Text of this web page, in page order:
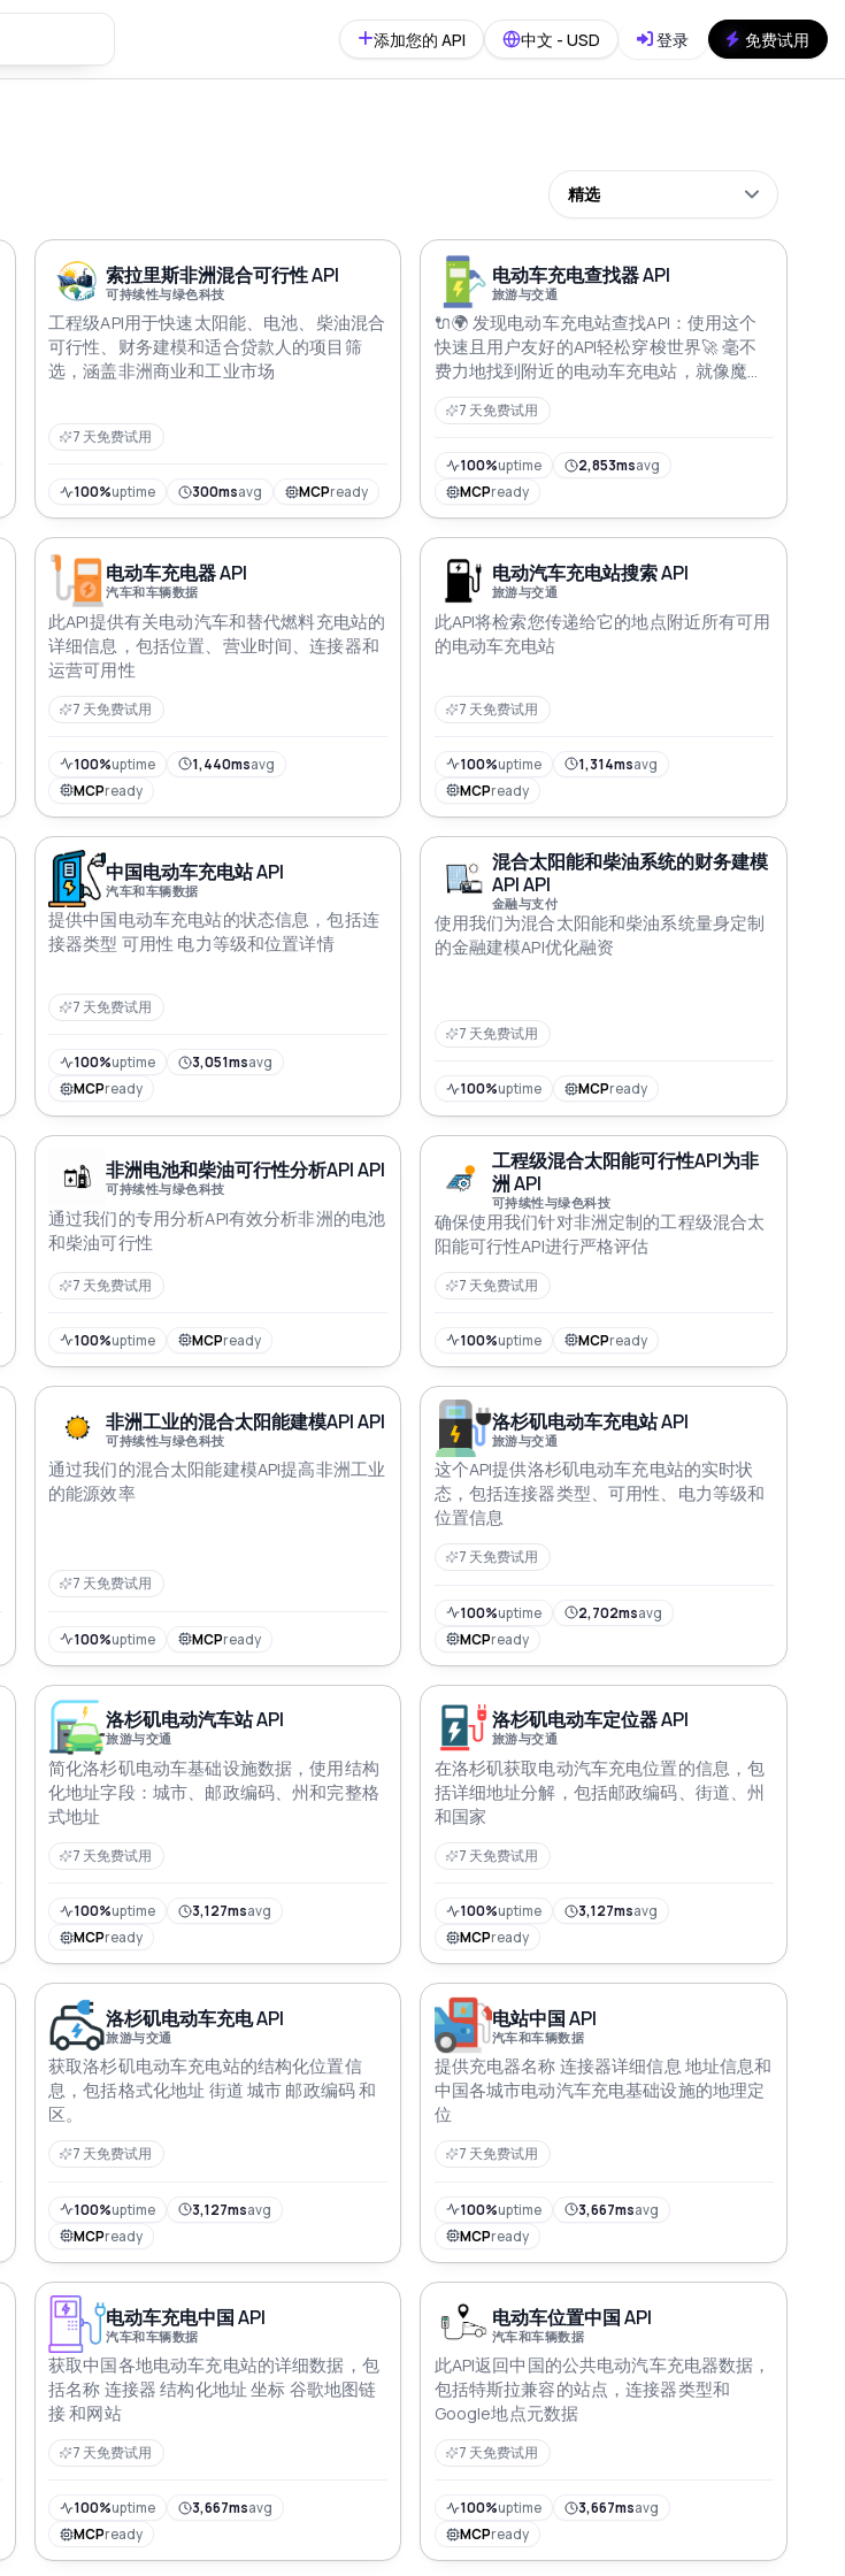
添加您的 API 中文 - USD 登录 免费试用
精选
索拉里斯非洲混合可行性 API
可持续性与绿色科技
工程级API用于快速太阳能、电池、柴油混合
可行性、财务建模和适合贷款人的项目筛
选，涵盖非洲商业和工业市场
7 天免费试用
100%uptime 300msavg MCPready
电动车充电查找器 API
旅游与交通
🔌🌍 发现电动车充电站查找API：使用这个
快速且用户友好的API轻松穿梭世界🚀 毫不
费力地找到附近的电动车充电站，就像魔法
一样🌟 实时数据直接来自谷歌地图，确保信
息最新 用类型、可用性和功率的筛选器自定
7 天免费试用
100%uptime 2,853msavg
MCPready
电动车充电器 API
汽车和车辆数据
此API提供有关电动汽车和替代燃料充电站的
详细信息，包括位置、营业时间、连接器和
运营可用性
7 天免费试用
100%uptime 1,440msavg
MCPready
电动汽车充电站搜索 API
旅游与交通
此API将检索您传递给它的地点附近所有可用
的电动车充电站
7 天免费试用
100%uptime 1,314msavg
MCPready
中国电动车充电站 API
汽车和车辆数据
提供中国电动车充电站的状态信息，包括连
接器类型 可用性 电力等级和位置详情
7 天免费试用
100%uptime 3,051msavg
MCPready
混合太阳能和柴油系统的财务建模
API API
金融与支付
使用我们为混合太阳能和柴油系统量身定制
的金融建模API优化融资
7 天免费试用
100%uptime MCPready
非洲电池和柴油可行性分析API API
可持续性与绿色科技
通过我们的专用分析API有效分析非洲的电池
和柴油可行性
7 天免费试用
100%uptime MCPready
工程级混合太阳能可行性API为非
洲 API
可持续性与绿色科技
确保使用我们针对非洲定制的工程级混合太
阳能可行性API进行严格评估
7 天免费试用
100%uptime MCPready
非洲工业的混合太阳能建模API API
可持续性与绿色科技
通过我们的混合太阳能建模API提高非洲工业
的能源效率
7 天免费试用
100%uptime MCPready
洛杉矶电动车充电站 API
旅游与交通
这个API提供洛杉矶电动车充电站的实时状
态，包括连接器类型、可用性、电力等级和
位置信息
7 天免费试用
100%uptime 2,702msavg
MCPready
洛杉矶电动汽车站 API
旅游与交通
简化洛杉矶电动车基础设施数据，使用结构
化地址字段：城市、邮政编码、州和完整格
式地址
7 天免费试用
100%uptime 3,127msavg
MCPready
洛杉矶电动车定位器 API
旅游与交通
在洛杉矶获取电动汽车充电位置的信息，包
括详细地址分解，包括邮政编码、街道、州
和国家
7 天免费试用
100%uptime 3,127msavg
MCPready
洛杉矶电动车充电 API
旅游与交通
获取洛杉矶电动车充电站的结构化位置信
息，包括格式化地址 街道 城市 邮政编码 和
区。
7 天免费试用
100%uptime 3,127msavg
MCPready
电站中国 API
汽车和车辆数据
提供充电器名称 连接器详细信息 地址信息和
中国各城市电动汽车充电基础设施的地理定
位
7 天免费试用
100%uptime 3,667msavg
MCPready
电动车充电中国 API
汽车和车辆数据
获取中国各地电动车充电站的详细数据，包
括名称 连接器 结构化地址 坐标 谷歌地图链
接 和网站
7 天免费试用
100%uptime 3,667msavg
MCPready
电动车位置中国 API
汽车和车辆数据
此API返回中国的公共电动汽车充电器数据，
包括特斯拉兼容的站点，连接器类型和
Google地点元数据
7 天免费试用
100%uptime 3,667msavg
MCPready